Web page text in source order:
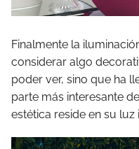
Finalmente la
considerar algo
poder ver, sino que ha
parte más interesante
estética reside en su luz